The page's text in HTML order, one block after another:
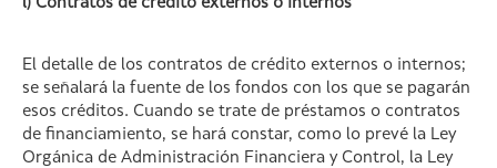
l) Contratos de crédito externos o internos
El detalle de los contratos de crédito externos o internos;
se señalará la fuente de los fondos con los que se pagarán
esos créditos. Cuando se trate de préstamos o contratos
de financiamiento, se hará constar, como lo prevé la Ley
Orgánica de Administración Financiera y Control, la Ley